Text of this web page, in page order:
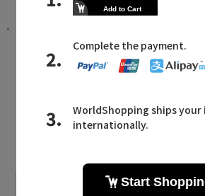
パーフェクトな水
ル」
LATEST